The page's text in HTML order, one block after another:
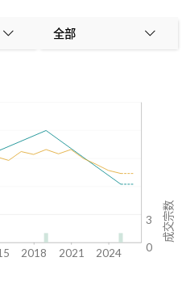
全部
3
0
2018 2021 2024
成交宗数